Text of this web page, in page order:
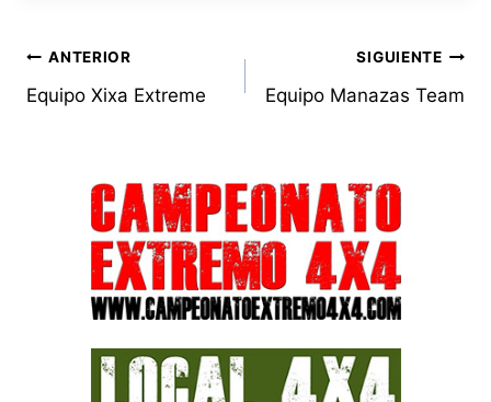
Navegación
de
ANTERIOR
Equipo Xixa Extreme
SIGUIENTE
Equipo Manazas Team